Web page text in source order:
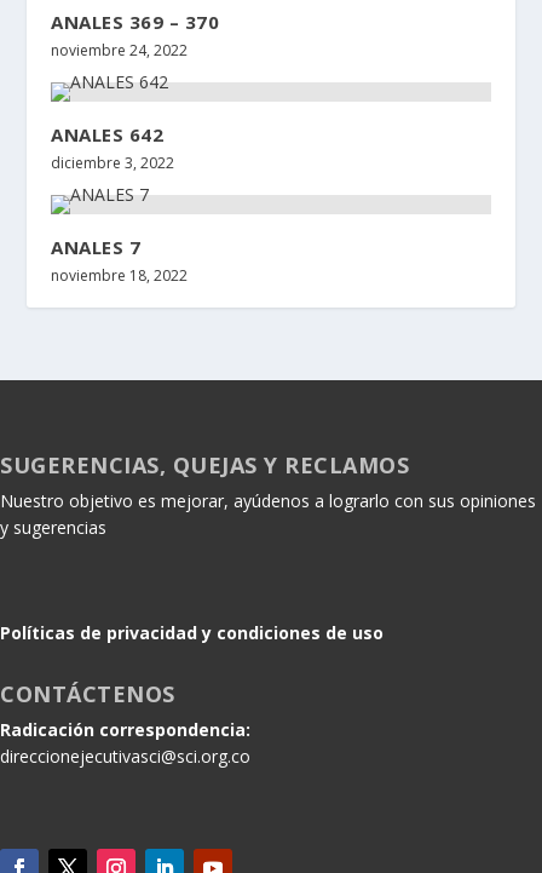
ANALES 369 – 370
noviembre 24, 2022
ANALES 642
diciembre 3, 2022
ANALES 7
noviembre 18, 2022
SUGERENCIAS, QUEJAS Y RECLAMOS
Nuestro objetivo es mejorar, ayúdenos a lograrlo con sus opiniones
y sugerencias
Políticas de privacidad y condiciones de uso
CONTÁCTENOS
Radicación correspondencia:
direccionejecutivasci@sci.org.co